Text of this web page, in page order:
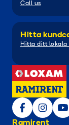
Call us
Hitta
Hitta ditt lokala
Ramirent